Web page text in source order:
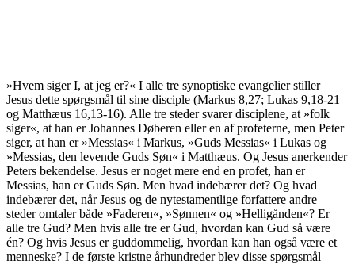
»Hvem siger I, at jeg er?« I alle tre synoptiske evangelier stiller
Jesus dette spørgsmål til sine disciple (Markus 8,27; Lukas 9,18-21
og Matthæus 16,13-16). Alle tre steder svarer disciplene, at »folk
siger«, at han er Johannes Døberen eller en af profeterne, men Peter
siger, at han er »Messias« i Markus, »Guds Messias« i Lukas og
»Messias, den levende Guds Søn« i Matthæus. Og Jesus anerkender
Peters bekendelse. Jesus er noget mere end en profet, han er
Messias, han er Guds Søn. Men hvad indebærer det? Og hvad
indebærer det, når Jesus og de nytestamentlige forfattere andre
steder omtaler både »Faderen«, »Sønnen« og »Helligånden«? Er
alle tre Gud? Men hvis alle tre er Gud, hvordan kan Gud så være
én? Og hvis Jesus er guddommelig, hvordan kan han også være et
menneske? I de første kristne århundreder blev disse spørgsmål